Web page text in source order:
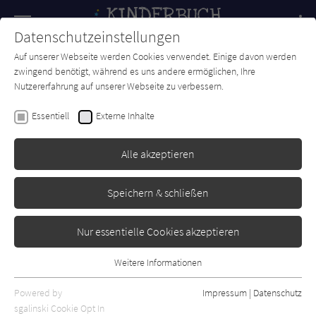
SUCHE Forum Charts Newsletter
Agi Ofner
Standard
Alle Altersgruppen anzeigen
Datenschutzeinstellungen
Auf unserer Webseite werden Cookies verwendet. Einige davon werden
zwingend benötigt, während es uns andere ermöglichen, Ihre
Nutzererfahrung auf unserer Webseite zu verbessern.
Essentiell Externe Inhalte
Alle akzeptieren
Speichern & schließen
Nur essentielle Cookies akzeptieren
Essentielle Cookies werden für grundlegende Funktionen der
Webseite benötigt. Dadurch ist gewährleistet, dass die Webseite
Weitere Informationen
Powered by
sgalinski Cookie Opt In
Impressum | Datenschutz